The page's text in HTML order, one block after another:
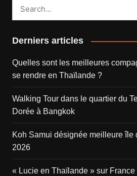
Derniers articles
Quelles sont les meilleures
se rendre en Thaïlande ?
Walking Tour dans le quartier du
Dorée à Bangkok
Koh Samui désignée meilleure île
2026
« Lucie en Thaïlande » sur